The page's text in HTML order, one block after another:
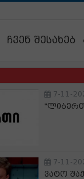
ჩვენ შესახებ
7-11-
7-11-
ვატო